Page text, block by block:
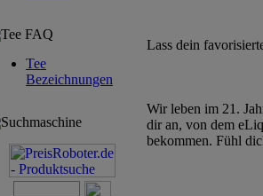
Tee FAQ
Tee
Bezeichnungen
Suchmaschine
Lass dein
Wir leben im 21.
dir an, von dem
bekommen. Fühl